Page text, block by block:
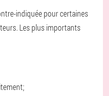
indiquée pour certaines
Les plus importants